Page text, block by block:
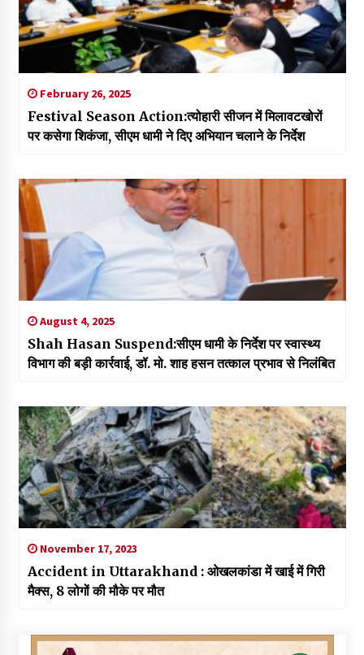
February 26, 2025
Festival Season Action:त्योहारी सीजन में मिलावटखोरों
पर कसेगा शिकंजा, सीएम धामी ने दिए अभियान चलाने के निर्देश
August 4, 2025
Shah Hasan Suspend:सीएम धामी के निर्देश पर स्वास्थ्य
विभाग की बड़ी कार्रवाई, डॉ. मो. शाह हसन तत्काल प्रभाव से निलंबित
November 17, 2023
Accident in Uttarakhand : ओखलकांडा में खाई में गिरी
मैक्स, 8 लोगों की मौके पर मौत